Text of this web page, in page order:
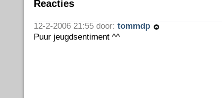
Reacties
12-2-2006 21:55 door: tommdp
Puur jeugdsentiment ^^